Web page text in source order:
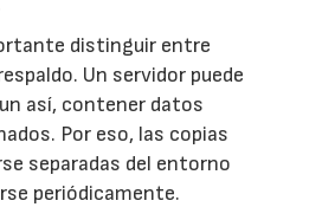
distinguir entre
Un servidor puede
así, contener datos
Por eso, las copias
separadas del entorno
periódicamente.